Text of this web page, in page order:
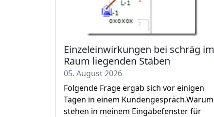
Einzeleinwirkungen bei schräg im
Raum liegenden Stäben
05. August 2026
Folgende Frage ergab sich vor einigen
Tagen in einem Kundengespräch.Warum
stehen in meinem Eingabefenster für